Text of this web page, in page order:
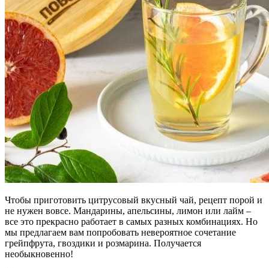
Чтобы приготовить цитрусовый вкусный чай, рецепт порой и
не нужен вовсе. Мандарины, апельсины, лимон или лайм –
все это прекрасно работает в самых разных комбинациях. Но
мы предлагаем вам попробовать невероятное сочетание
грейпфрута, гвоздики и розмарина. Получается
необыкновенно!